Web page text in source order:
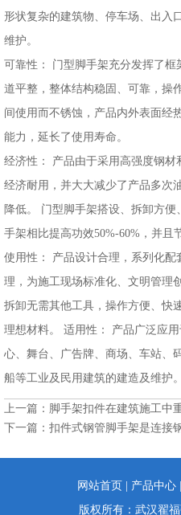
形状复杂的建筑物、停车场、出入
维护。
可靠性： 门型脚手架充分发挥了
道平整，整体结构稳固、可靠，操
间使用而不锈蚀，产品内外表面经
能力，延长了使用寿命。
经济性： 产品由于采用高强度钢材
经济耐用，并大大减少了产品多次
降低。 门型脚手架搭设、拆卸方
手架相比提高功效50%-60%，并且
使用性： 产品设计合理，系列化
理，为施工现场标准化、文明管理
拆卸无需其他工具，操作方便、快
理想材料。 适用性： 产品广泛应
心、舞台、广告牌、商场、车站、
船等工业及民用建筑的建造及维护。
上一篇： 脚手架扣件在建筑施工中
下一篇： 扣件式钢管脚手架是连接
网站首页 产品中心|
版权所有：武汉翟